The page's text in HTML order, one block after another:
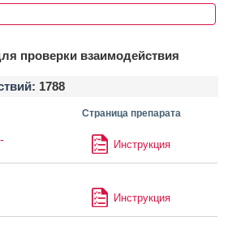
проверки взаимодействия
1788
Страница препарата
Инструкция
Инструкция